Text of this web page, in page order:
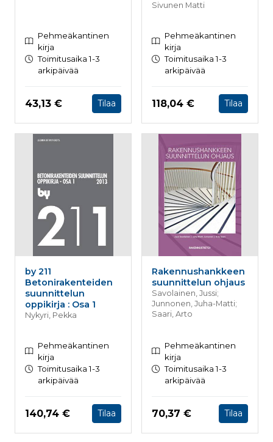
Pehmeäkantinen
kirja
Toimitusaika 1-3
arkipäivää
Hinta nyt
43,13 € Tilaa
Sivunen Matti
Pehmeäkantinen
kirja
Toimitusaika 1-3
arkipäivää
Hinta nyt
118,04 € Tilaa
by 211
Betonirakenteiden
suunnittelun
oppikirja : Osa 1
Nykyri, Pekka
Pehmeäkantinen
kirja
Toimitusaika 1-3
arkipäivää
Hinta nyt
140,74 € Tilaa
Rakennushankkeen
suunnittelun ohjaus
Savolainen, Jussi;
Junnonen, Juha-Matti;
Saari, Arto
Pehmeäkantinen
kirja
Toimitusaika 1-3
arkipäivää
Hinta nyt
70,37 € Tilaa